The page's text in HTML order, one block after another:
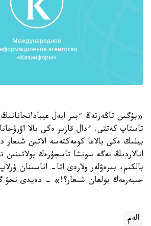
«بۇگىن تاڭەرتەڭ ءبىر ايەل عيباداتحانانىڭ
تاستاپ كەتتى. ءدال قازىر ەكى بالا
بيلىك ەكى بالاعا كومەكتەسە الاتىن شىعار
انالاردىڭ نەگە سونشا تاسجۇرەك بولاتىنىن
بالكىم، بىرەۋلەر ولاردى اتا- اناسىنان
جىبەرمەك بولعان شىعار؟!» - دەيدى نحۋ
الەم